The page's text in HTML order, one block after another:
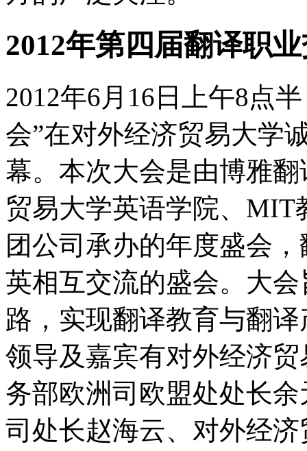
2012年第四届翻译职
2012年6月16日上午8点
会”在对外经济贸易大学
幕。本次大会是由博雅
贸易大学英语学院、
团公司承办的年度盛会
英相互交流的盛会。大
路，实现翻译教育与翻
领导及嘉宾有对外经济
务部欧洲司欧盟处处长
司处长赵海云、对外经